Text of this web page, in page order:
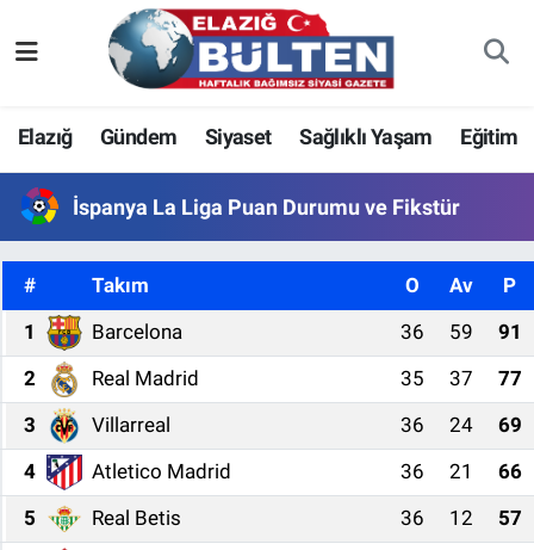
Elazığ Gündem Siyaset Sağlıklı Yaşam Eğitim
İspanya La Liga Puan Durumu ve Fikstür
# Takım O Av
P
1
Barcelona 36 59
91
2
Real Madrid 35 37
77
3
Villarreal 36 24
69
4
Atletico Madrid 36 21
66
5
Real Betis 36 12
57
Asayiş
Bilim-Teknoloji
Eğitim
Ekonomi
Elazığ
Gündem
Kültür-Sanat
Sağlık
Nöbetçi Eczaneler
Hava Durumu
Namaz Vakitleri
Trafik Durumu
Süper Lig Puan Durumu ve Fikstür
Tüm Manşetler
Son Dakika Haberleri
Haber Arşivi